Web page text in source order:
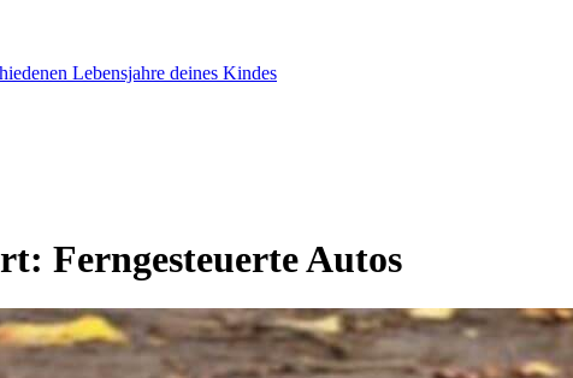
Lebensjahre deines Kindes
Ferngesteuerte Autos